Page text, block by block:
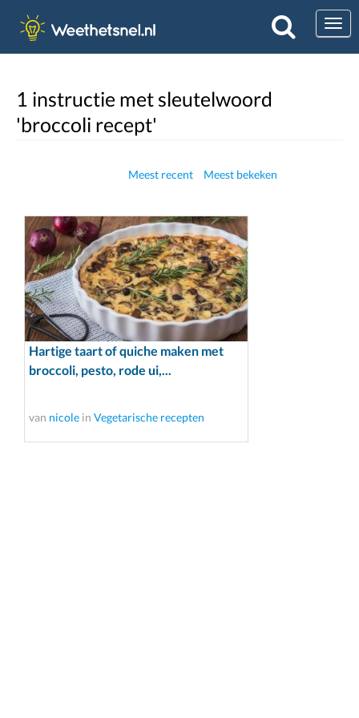
1 instructie met sleutelwoord
'broccoli recept'
Meest recent Meest bekeken
Hartige taart of quiche maken met
broccoli, pesto, rode ui,...
van nicole in Vegetarische recepten